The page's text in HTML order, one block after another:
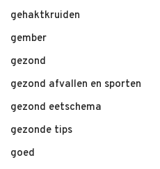
gehaktkruiden
gember
gezond
gezond afvallen en sporten
gezond eetschema
gezonde tips
goed